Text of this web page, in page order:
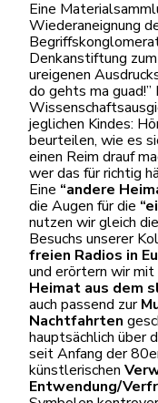
Eine
Wiederaneignung
Denkanstiftung
ureigenen
do gehts ma
jeglichen Kindes:
beurteilen, wie es
einen Reim drauf
wer das für richtig
Eine “andere
die Augen für die
nutzen wir gleich
Besuchs unserer
freien Radios in
und erörtern wir
Heimat aus dem
auch passend zur
Nachtfahrten
hauptsächlich über
seit Anfang der
künstlerischen
Entwendung/